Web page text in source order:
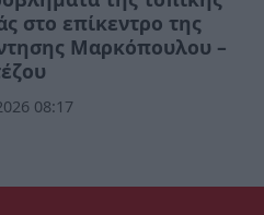
στο επίκεντρο της
Μαρκόπουλου –
08:17